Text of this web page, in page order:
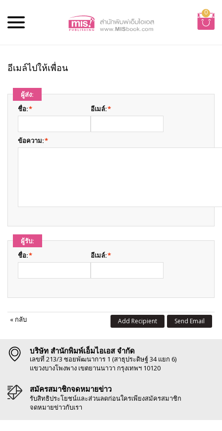
0
อีเมล์ไปให้เพื่อน
ผู้ส่ง:
*
ชื่อ: *
อีเมล์:
*
ข้อความ:
ผู้รับ:
*
ชื่อ: *
อีเมล์:
« กลับ Send Email
Add Recipient
บริษัท สำนักพิมพ์เอ็มไอเอส จำกัด
เลขที่ 213/3 ซอยพัฒนาการ 1 (สาธุประดิษฐ์ 34 แยก 6)
แขวงบางโพงพาง เขตยานนาวา กรุงเทพฯ 10120
สมัครสมาชิกจดหมายข่าว
รับสิทธิประโยชน์และส่วนลดก่อนใครเพียงสมัครสมาชิก
จดหมายข่าวกับเรา